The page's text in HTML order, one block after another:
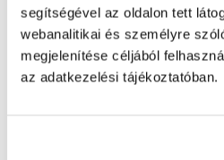
segítségével az oldalon tett
webanalitikai és személyre
megjelenítése céljából
az adatkezelési tájékoztatóban.